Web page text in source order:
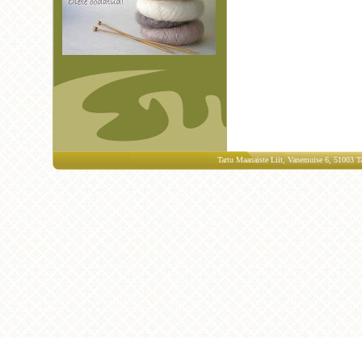
Tartu Maanaiste Liit, Vanemuise 6, 51003